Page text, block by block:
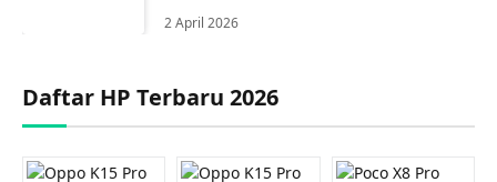
2 April 2026
Daftar HP Terbaru 2026